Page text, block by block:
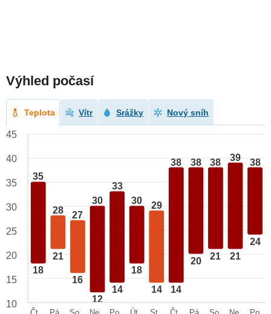
Výhled počasí
Teplota Vítr Srážky Nový sníh
35
18
28
21
27
16
30
12
33
14
30
18
29
14
38
14
38
20
38
21
39
21
38
24
45
40
35
30
25
20
15
10